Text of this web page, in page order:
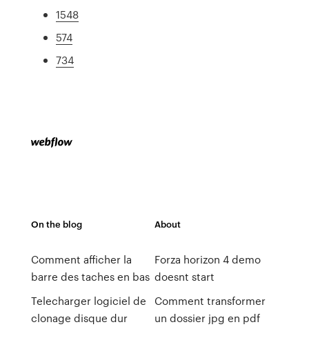
1548
574
734
On the blog
Comment afficher la
barre des taches en bas
Telecharger logiciel de
clonage disque dur
About
Forza horizon 4 demo
doesnt start
Comment transformer
un dossier jpg en pdf